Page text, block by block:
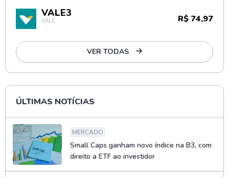
VALE3
VALE R$ 74,97
VER TODAS
ÚLTIMAS NOTÍCIAS
MERCADO
Small Caps ganham novo índice na B3, com
direito a ETF ao investidor